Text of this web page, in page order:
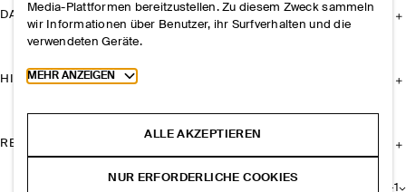
+1
DAS UNTERNEHMEN
HILFE
RECHTLICHES
Media-Plattformen bereitzustellen. Zu diesem Zweck sammeln
wir Informationen über Benutzer, ihr Surfverhalten und die
verwendeten Geräte.
Toggle more cookie information
MEHR ANZEIGEN
ALLE AKZEPTIEREN
NUR ERFORDERLICHE COOKIES